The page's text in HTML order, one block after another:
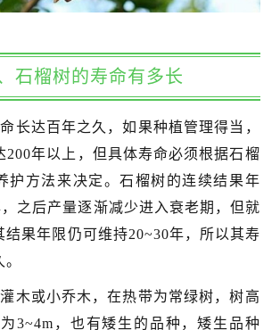
石榴树的寿命有多长
长达百年之久，如果种植管理得当，
200年以上，但具体寿命必须根据石榴
护方法来决定。石榴树的连续结果年
，之后产量逐渐减少进入衰老期，但就
结果年限仍可维持20~30年，所以其寿
木或小乔木，在热带为常绿树，树高
3~4m，也有矮生的品种，矮生品种